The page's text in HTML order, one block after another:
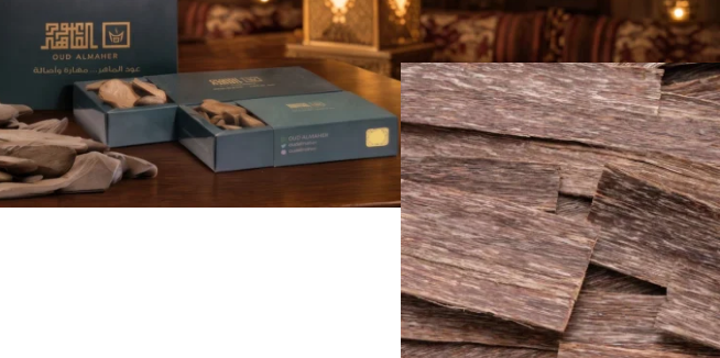
الرئيسية/ منتجات تحت الوسم “هل العود الفيتنامي جيد”